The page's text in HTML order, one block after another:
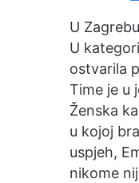
e
m
a
i
l
U
U
ostvarila
Time je u
Ženska
u kojoj
uspjeh,
nikome